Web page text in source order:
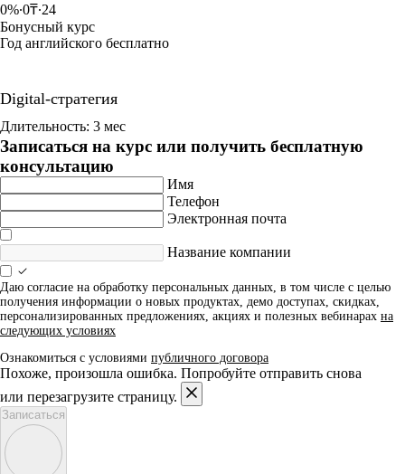
0%∙0₸∙24
Бонусный курс
Год английского бесплатно
Digital-стратегия
Длительность: 3 мес
Записаться на курс или получить бесплатную
консультацию
Имя
Телефон
Электронная почта
Название компании
Даю согласие на обработку персональных данных, в том числе с целью
получения информации о новых продуктах, демо доступах, скидках,
персонализированных предложениях, акциях и полезных вебинарах на
следующих условиях
Ознакомиться с условиями публичного договора
Похоже, произошла ошибка. Попробуйте отправить снова
или перезагрузите страницу.
Записаться